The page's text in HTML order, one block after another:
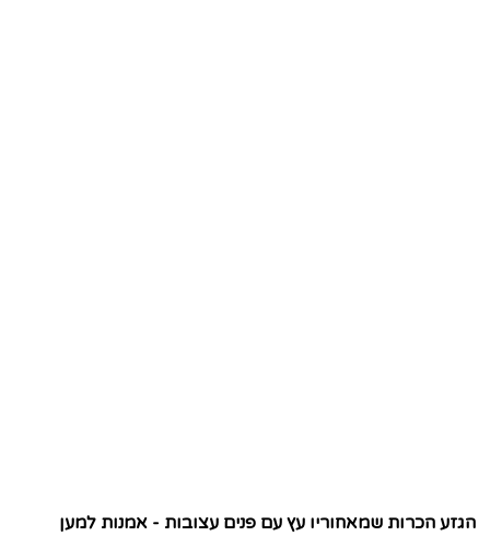
הגזע הכרות שמאחוריו עץ עם פנים עצובות - אמנות למען